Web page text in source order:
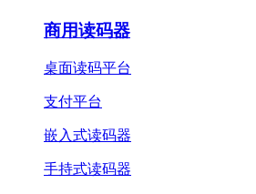
商用读码器
桌面读码平台
支付平台
嵌入式读码器
手持式读码器